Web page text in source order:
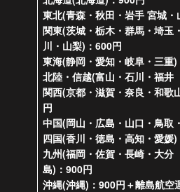
東北(青森・秋田・岩手 宮城
関東(茨城・栃木・群馬・埼玉
川・山梨)：600円
東海(静岡・愛知・岐阜・三重)
北陸・信越(富山・石川・福
関西(京都・滋賀・奈良・和歌
円
中国(岡山・広島・山口・鳥取
四国(香川・徳島・高知・愛媛
九州(福岡・佐賀・長崎・大
島)：900円
沖縄(沖縄)：900円＋離島航空